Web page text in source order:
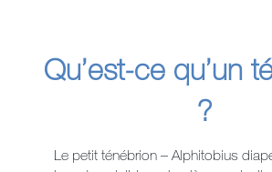
Qu’est-ce qu’un
?
Le petit ténébrion – Alphitobius